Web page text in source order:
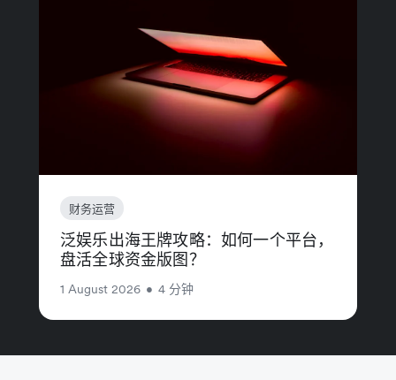
财务运营
泛娱乐出海王牌攻略：如何一个平台，
盘活全球资金版图？
1 August 2026 • 4 分钟